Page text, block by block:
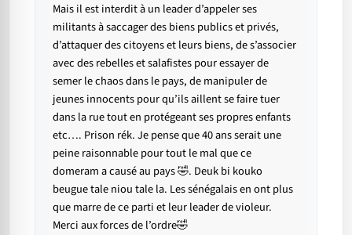
Mais il est interdit à un leader d’appeler ses
militants à saccager des biens publics et privés,
d’attaquer des citoyens et leurs biens, de s’associer
avec des rebelles et salafistes pour essayer de
semer le chaos dans le pays, de manipuler de
jeunes innocents pour qu’ils aillent se faire tuer
dans la rue tout en protégeant ses propres enfants
etc…. Prison rék. Je pense que 40 ans serait une
peine raisonnable pour tout le mal que ce
domeram a causé au pays 🤣. Deuk bi kouko
beugue tale niou tale la. Les sénégalais en ont plus
que marre de ce parti et leur leader de violeur.
Merci aux forces de l’ordre🤣